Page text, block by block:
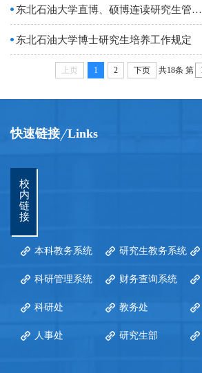
东北石油大学直博、硕博连读研究生管理办法
东北石油大学博士研究生培养工作规定
上页 1 2 下页 共18条 第
快速链接 Links
校
内
链
接
本科教务系统 研究生教务系统
科研管理系统 财务查询系统
科研处 教务处
人事处 研究生部